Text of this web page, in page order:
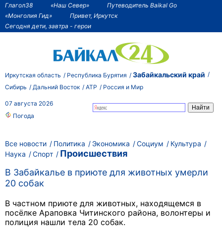
Глагол38 «Наш Север»
Путеводитель Baikal Go
«Монголия Гид»
Привет, Иркутск
Сегодня дети, завтра - герои
Иркутская область Республика Бурятия Забайкальский край
Сибирь Дальний Восток АТР Россия и Мир
07 августа 2026
Погода
Все новости Политика Экономика Социум
Культура
Наука
Спорт
Происшествия
В Забайкалье в приюте для животных умерли
20 собак
В частном приюте для животных, находящемся в
посёлке Араповка Читинского района, волонтеры и
полиция нашли тела 20 собак.